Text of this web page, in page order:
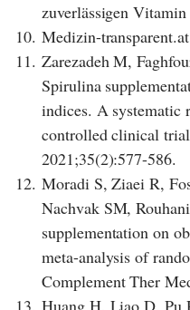
zuverlässigen
10. Medizin-
11. Zarezadeh M,
Spirulina
indices. A systematic
controlled clinical
2021;35(2):577-586.
12. Moradi S, Ziaei R,
Nachvak SM,
supplementation on
meta-analysis of
Complement Ther